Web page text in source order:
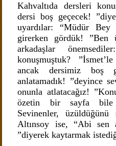
Kahvaltıda dersleri
dersi boş geçecek!
uyardılar: “Müdür
girerken gördük! ”Ben
arkadaşlar
konuşmuştuk?
ancak dersimiz boş
anlatamadık! ”deyince
onunla atlatacağız!
özetin bir sayfa bile
Sevinenler,
Altınsoy ise, “Abi sen
”diyerek kaytarmak